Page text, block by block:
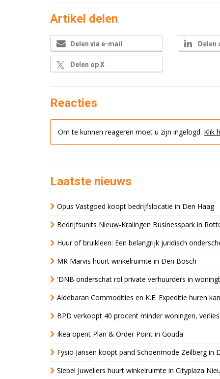
Artikel delen
Delen via e-mail Delen
Delen op X
Reacties
Om te kunnen reageren moet u zijn ingelogd. Klik
Laatste nieuws
Opus Vastgoed koopt bedrijfslocatie in Den Haag
Bedrijfsunits Nieuw-Kralingen Businesspark in
Huur of bruikleen: Een belangrijk juridisch
MR Marvis huurt winkelruimte in Den Bosch
'DNB onderschat rol private verhuurders in
Aldebaran Commodities en K.E. Expeditie huren
BPD verkoopt 40 procent minder woningen,
Ikea opent Plan & Order Point in Gouda
Fysio Jansen koopt pand Schoenmode Zeilberg in
Siebel Juweliers huurt winkelruimte in Cityplaza